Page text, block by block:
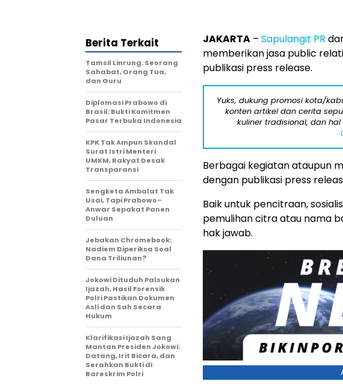
JAKARTA – Sapulangit PR
memberikan jasa public
publikasi press release.
Yuks, dukung promosi kota/
konten artikel dan cerita
kuliner tradisional, dan
Berbagai kegiatan ataupun
dengan publikasi press
Baik untuk pencitraan,
pemulihan citra atau nama
hak jawab.
Berita Terkait
Tamsil Linrung: Seorang
Sahabat, Orang Tua,
dan Guru
Diplomasi Prabowo di
Brasil: Bukti Komitmen
Pasar Terbuka Indonesia
KPK Tak Ampun Skandal
Surat Istri Menteri
UMKM, Rakyat Desak
Transparansi
Sengketa Ambalat Tak
Usai, Tapi Prabowo–
Anwar Sepakat Panen
Duluan
Jebakan Chromebook:
Nadiem Diperiksa Soal
Dana Triliunan?
Jokowi Dituduh Palsukan
Ijazah, Hasil Forensik
Polri Pastikan Dokumen
Asli dan Sah Secara
Hukum
Klarifikasi Ijazah Sang
Mantan Presiden Jokowi:
Datang, Irit Bicara, dan
Serahkan Bukti di
Bareskrim Polri